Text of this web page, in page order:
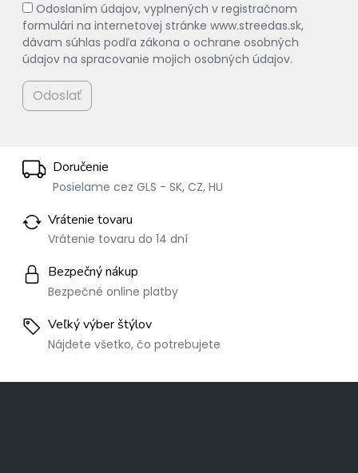
Odoslaním údajov, vyplnených v registračnom
formulári na internetovej stránke www.streedas.sk,
dávam súhlas podľa zákona o ochrane osobných
údajov na spracovanie mojich osobných údajov.
Odoslať
Doručenie
Posielame cez GLS - SK, CZ, HU
Vrátenie tovaru
Vrátenie tovaru do 14 dní
Bezpečný nákup
Bezpečné online platby
Veľký výber štýlov
Nájdete všetko, čo potrebujete